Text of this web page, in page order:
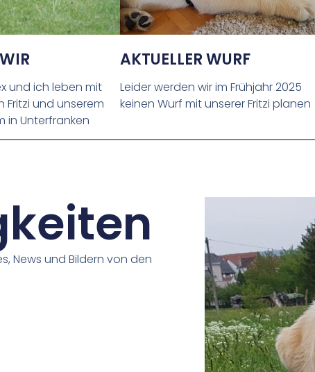
und ich leben mit
Fritzi und unserem
in Unterfranken
AKTUELLER WURF
Leider werden wir im Frühjahr 2025
keinen Wurf mit unserer Fritzi planen
News und Bildern von den